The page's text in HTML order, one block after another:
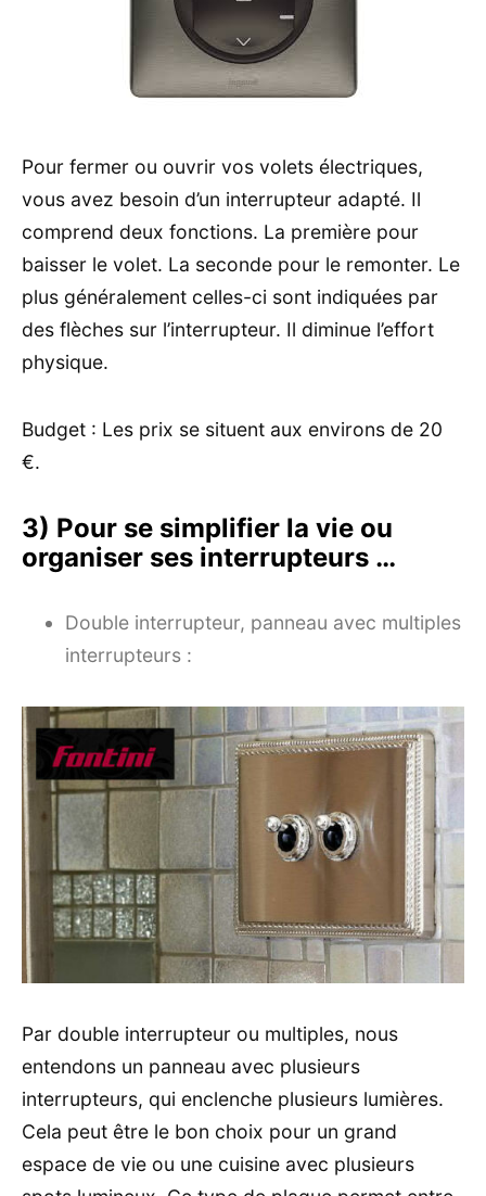
Pour fermer ou ouvrir vos volets électriques,
vous avez besoin d’un interrupteur adapté. Il
comprend deux fonctions. La première pour
baisser le volet. La seconde pour le remonter. Le
plus généralement celles-ci sont indiquées par
des flèches sur l’interrupteur. Il diminue l’effort
physique.
Budget : Les prix se situent aux environs de 20
€.
3) Pour se simplifier la vie ou
organiser ses interrupteurs …
Double interrupteur, panneau avec multiples
interrupteurs :
Par double interrupteur ou multiples, nous
entendons un panneau avec plusieurs
interrupteurs, qui enclenche plusieurs lumières.
Cela peut être le bon choix pour un grand
espace de vie ou une cuisine avec plusieurs